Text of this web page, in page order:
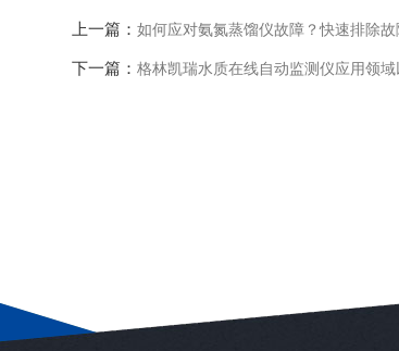
上一篇： 如何应对氨氮蒸馏仪故障？快速排除
下一篇： 格林凯瑞水质在线自动监测仪应用领